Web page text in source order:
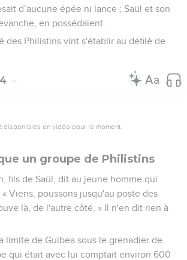
d’aucune épée ni lance ; Saül et son
en possédaient.
des Philistins vint s'établir au défilé de
disponibles en vidéo pour le moment.
un groupe de Philistins
fils de Saül, dit au jeune homme qui
« Viens, poussons jusqu'au poste des
là, de l'autre côté. » Il n'en dit rien à
limite de Guibea sous le grenadier de
qui était avec lui comptait environ 600